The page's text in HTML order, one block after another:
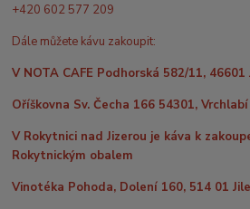
+420 602 577 209
Dále můžete kávu zakoupit:
V NOTA CAFE Podhorská 582/11,
Oříškovna Sv. Čecha 166 54301, Vrchlabí
V Rokytnici nad Jizerou je káva k
Rokytnickým obalem
Vinotéka Pohoda, Dolení 160, 514 01